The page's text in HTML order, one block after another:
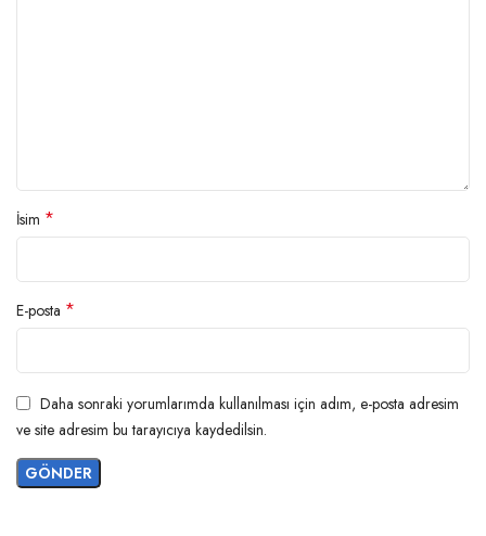
İsim *
E-posta *
Daha sonraki yorumlarımda kullanılması için adım, e-posta adresim
ve site adresim bu tarayıcıya kaydedilsin.